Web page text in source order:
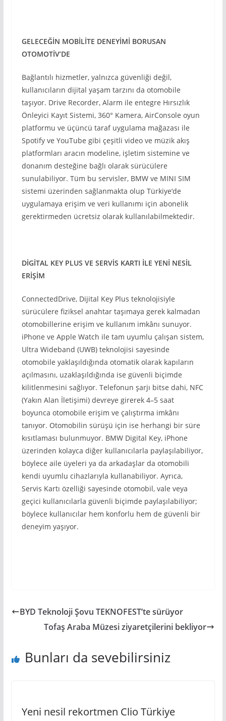
GELECEĞİN MOBİLİTE DENEYİMİ BORUSAN
OTOMOTİV’DE
Bağlantılı hizmetler, yalnızca güvenliği değil,
kullanıcıların dijital yaşam tarzını da otomobile
taşıyor. Drive Recorder, Alarm ile entegre Hırsızlık
Önleyici Kayıt Sistemi, 360° Kamera, AirConsole oyun
platformu ve üçüncü taraf uygulama mağazası ile
Spotify ve YouTube gibi çeşitli video ve müzik akış
platformları aracın modeline, işletim sistemine ve
donanım desteğine bağlı olarak sürücülere
sunulabiliyor. Tüm bu servisler, BMW ve MINI SIM
sistemi üzerinden sağlanmakta olup Türkiye’de
uygulamaya erişim ve veri kullanımı için abonelik
gerektirmeden ücretsiz olarak kullanılabilmektedir.
DİGİTAL KEY PLUS VE SERVİS KARTI İLE YENİ NESİL
ERİŞİM
ConnectedDrive, Dijital Key Plus teknolojisiyle
sürücülere fiziksel anahtar taşımaya gerek kalmadan
otomobillerine erişim ve kullanım imkânı sunuyor.
iPhone ve Apple Watch ile tam uyumlu çalışan sistem,
Ultra Wideband (UWB) teknolojisi sayesinde
otomobile yaklaşıldığında otomatik olarak kapıların
açılmasını, uzaklaşıldığında ise güvenli biçimde
kilitlenmesini sağlıyor. Telefonun şarjı bitse dahi, NFC
(Yakın Alan İletişimi) devreye girerek 4–5 saat
boyunca otomobile erişim ve çalıştırma imkânı
tanıyor. Otomobilin sürüşü için ise herhangi bir süre
kısıtlaması bulunmuyor. BMW Digital Key, iPhone
üzerinden kolayca diğer kullanıcılarla paylaşılabiliyor,
böylece aile üyeleri ya da arkadaşlar da otomobili
kendi uyumlu cihazlarıyla kullanabiliyor. Ayrıca,
Servis Kartı özelliği sayesinde otomobil, vale veya
geçici kullanıcılarla güvenli biçimde paylaşılabiliyor;
böylece kullanıcılar hem konforlu hem de güvenli bir
deneyim yaşıyor.
BYD Teknoloji Şovu TEKNOFEST’te sürüyor
Tofaş Araba Müzesi ziyaretçilerini bekliyor
Bunları da sevebilirsiniz
Yeni nesil rekortmen Clio Türkiye